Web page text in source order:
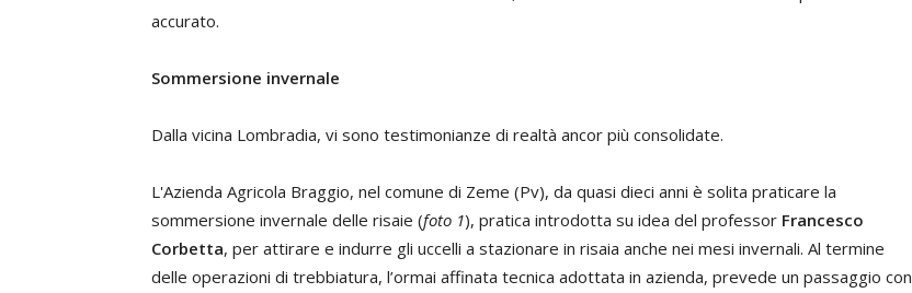
accurato.
Sommersione invernale
Dalla vicina Lombradia, vi sono testimonianze di realtà ancor più consolidate.
L'Azienda Agricola Braggio, nel comune di Zeme (Pv), da quasi dieci anni è solita praticare la
sommersione invernale delle risaie (foto 1), pratica introdotta su idea del professor Francesco
Corbetta, per attirare e indurre gli uccelli a stazionare in risaia anche nei mesi invernali. Al termine
delle operazioni di trebbiatura, l’ormai affinata tecnica adottata in azienda, prevede un passaggio con